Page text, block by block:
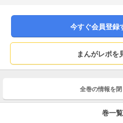
ファンタジー！
今すぐ会員登録
まんがレポを
全巻の情報を
巻一覧